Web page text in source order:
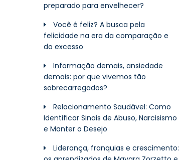
preparado para envelhecer?
Você é feliz? A busca pela
felicidade na era da comparação e
do excesso
Informação demais, ansiedade
demais: por que vivemos tão
sobrecarregados?
Relacionamento Saudável: Como
Identificar Sinais de Abuso, Narcisismo
e Manter o Desejo
Liderança, franquias e crescimento: